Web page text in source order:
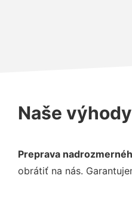
Naše výhody
Preprava
obrátiť na nás.